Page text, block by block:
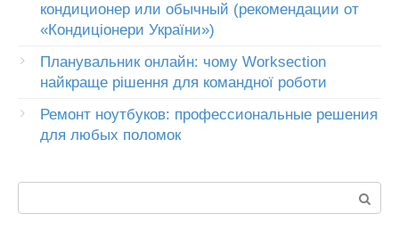
кондиционер или обычный (рекомендации от
«Кондиціонери України»)
Планувальник онлайн: чому Worksection
найкраще рішення для командної роботи
Ремонт ноутбуков: профессиональные решения
для любых поломок